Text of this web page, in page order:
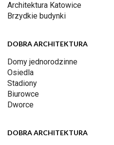
Architektura Katowice
Brzydkie budynki
DOBRA ARCHITEKTURA
Domy jednorodzinne
Osiedla
Stadiony
Biurowce
Dworce
DOBRA ARCHITEKTURA